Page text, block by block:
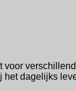
dagelijks